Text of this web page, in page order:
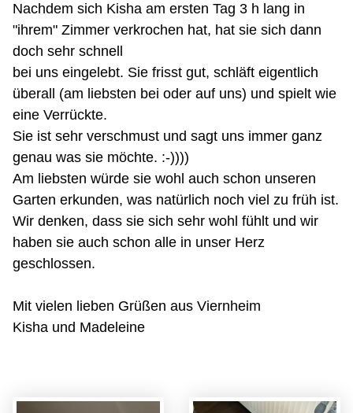
Nachdem sich Kisha am ersten Tag 3 h lang in
"ihrem" Zimmer verkrochen hat, hat sie sich dann
doch sehr schnell
bei uns eingelebt. Sie frisst gut, schläft eigentlich
überall (am liebsten bei oder auf uns) und spielt wie
eine Verrückte.
Sie ist sehr verschmust und sagt uns immer ganz
genau was sie möchte. :-))))
Am liebsten würde sie wohl auch schon unseren
Garten erkunden, was natürlich noch viel zu früh ist.
Wir denken, dass sie sich sehr wohl fühlt und wir
haben sie auch schon alle in unser Herz
geschlossen.
Mit vielen lieben Grüßen aus Viernheim
Kisha und Madeleine